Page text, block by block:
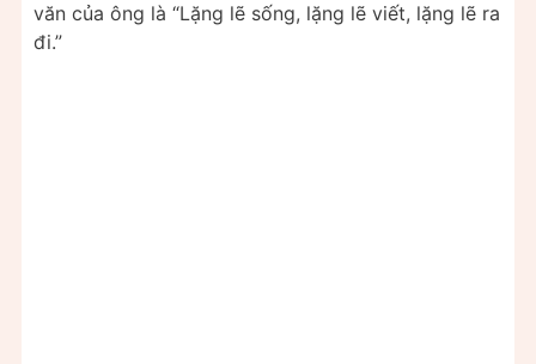
văn của ông là “Lặng lẽ sống, lặng lẽ viết, lặng lẽ ra
đi.”